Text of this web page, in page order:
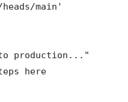
main'
production..."
here